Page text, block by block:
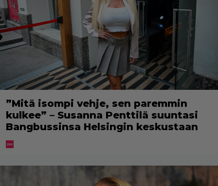
”Mitä isompi vehje, sen paremmin
kulkee” – Susanna Penttilä suuntasi
Bangbussinsa Helsingin keskustaan